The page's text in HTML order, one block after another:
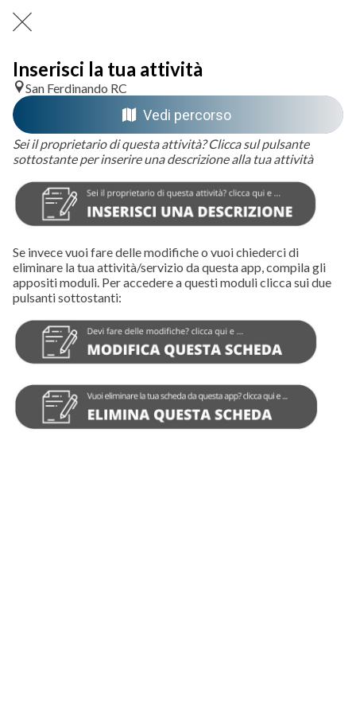
Inserisci la tua attività
San Ferdinando RC
Vedi percorso
Sei il proprietario di questa attività? Clicca sul pulsante
sottostante per inserire una descrizione alla tua attività
Se invece vuoi fare delle modifiche o vuoi chiederci di
eliminare la tua attività/servizio da questa app, compila gli
appositi moduli. Per accedere a questi moduli clicca sui due
pulsanti sottostanti: